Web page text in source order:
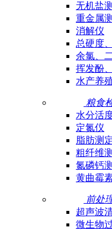
无机盐
重金属
消解仪
总硬度
余氯、
挥发酚
水产养
粮食
水分活
定氮仪
脂肪测
粗纤维
氮磷钙
黄曲霉
前处
超声波
微生物